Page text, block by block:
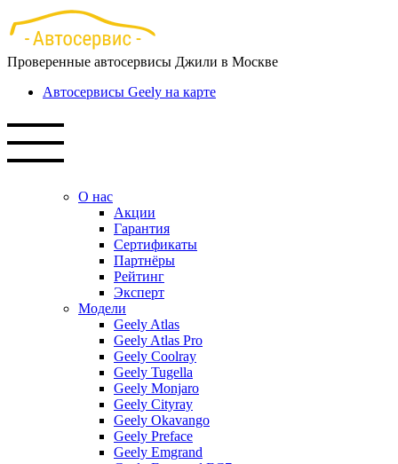
Перейти
к
основному
содержанию
Проверенные автосервисы Джили в Москве
Автосервисы Geely на карте
О нас
Акции
Гарантия
Сертификаты
Партнёры
Рейтинг
Эксперт
Модели
Geely Atlas
Geely Atlas Pro
Geely Coolray
Geely Tugella
Geely Monjaro
Geely Cityray
Geely Okavango
Geely Preface
Geely Emgrand